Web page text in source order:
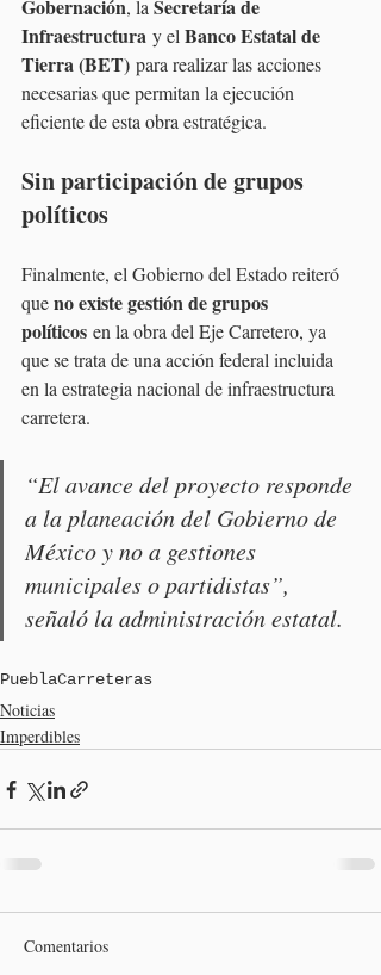
Gobernación, la Secretaría de
Infraestructura y el Banco Estatal de
Tierra (BET) para realizar las acciones
necesarias que permitan la ejecución
eficiente de esta obra estratégica.
Sin participación de grupos
políticos
Finalmente, el Gobierno del Estado reiteró
que no existe gestión de grupos
políticos en la obra del Eje Carretero, ya
que se trata de una acción federal incluida
en la estrategia nacional de infraestructura
carretera.
“El avance del proyecto responde
a la planeación del Gobierno de
México y no a gestiones
municipales o partidistas”,
señaló la administración estatal.
PueblaCarreteras
Noticias
Imperdibles
Comentarios